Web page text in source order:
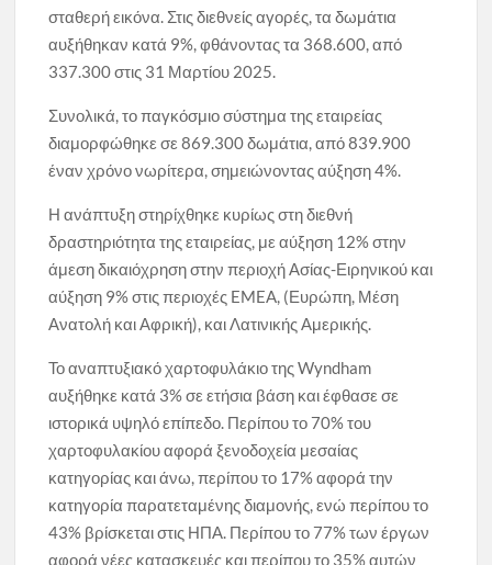
σταθερή εικόνα. Στις διεθνείς αγορές, τα δωμάτια
αυξήθηκαν κατά 9%, φθάνοντας τα 368.600, από
337.300 στις 31 Μαρτίου 2025.
Συνολικά, το παγκόσμιο σύστημα της εταιρείας
διαμορφώθηκε σε 869.300 δωμάτια, από 839.900
έναν χρόνο νωρίτερα, σημειώνοντας αύξηση 4%.
Η ανάπτυξη στηρίχθηκε κυρίως στη διεθνή
δραστηριότητα της εταιρείας, με αύξηση 12% στην
άμεση δικαιόχρηση στην περιοχή Ασίας-Ειρηνικού και
αύξηση 9% στις περιοχές EMEA, (Ευρώπη, Μέση
Ανατολή και Αφρική), και Λατινικής Αμερικής.
Το αναπτυξιακό χαρτοφυλάκιο της Wyndham
αυξήθηκε κατά 3% σε ετήσια βάση και έφθασε σε
ιστορικά υψηλό επίπεδο. Περίπου το 70% του
χαρτοφυλακίου αφορά ξενοδοχεία μεσαίας
κατηγορίας και άνω, περίπου το 17% αφορά την
κατηγορία παρατεταμένης διαμονής, ενώ περίπου το
43% βρίσκεται στις ΗΠΑ. Περίπου το 77% των έργων
αφορά νέες κατασκευές και περίπου το 35% αυτών